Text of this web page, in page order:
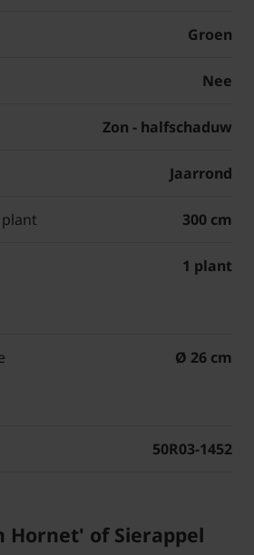
Groen
Nee
Zon - halfschaduw
Jaarrond
300 cm
1 plant
Ø 26 cm
50R03-1452
Hornet' of Sierappel